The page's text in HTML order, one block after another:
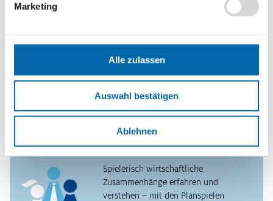
Marketing
Alle zulassen
Auswahl bestätigen
Ablehnen
Format
Schlagwörter
Produktion,Vertrieb
Erscheinungsjahr
Spielerisch wirtschaftliche
Zusammenhänge erfahren und
verstehen – mit den Planspielen